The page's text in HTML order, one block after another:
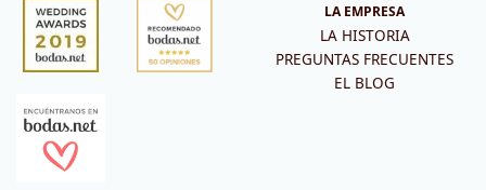
LA EMPRESA
LA HISTORIA
PREGUNTAS FRECUENTES
EL BLOG